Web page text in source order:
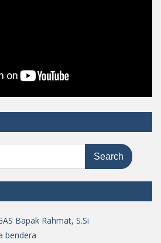
Bapak Rahmat, S.Si
bendera